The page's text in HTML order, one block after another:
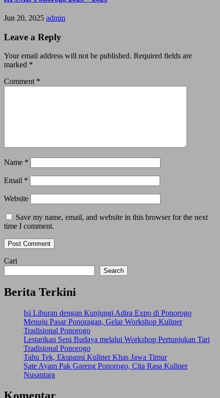
Jun 20, 2025 admin
Leave a Reply
Your email address will not be published. Required fields are
marked *
Comment *
Name *
Email *
Website
Save my name, email, and website in this browser for the next
time I comment.
Cari
Search
Berita Terkini
Isi Liburan dengan Kunjungi Adira Expo di Ponorogo
Menuju Pasar Ponoragan, Gelar Workshop Kuliner
Tradisional Ponorogo
Lestarikan Seni Budaya melalui Workshop Pertunjukan Tari
Tradisional Ponorogo
Tahu Tek, Ekspansi Kuliner Khas Jawa Timur
Sate Ayam Pak Gareng Ponorogo, Cita Rasa Kuliner
Nusantara